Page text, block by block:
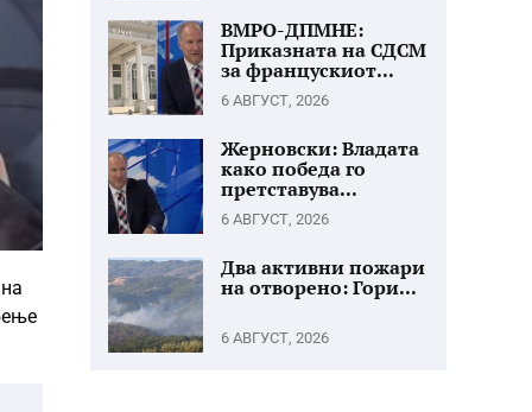
ВМРО-ДПМНЕ:
Приказната на СДСМ
за францускиот...
6 АВГУСТ, 2026
Жерновски: Владата
како победа го
претставува...
6 АВГУСТ, 2026
Два активни пожари
на отворено: Гори...
6 АВГУСТ, 2026